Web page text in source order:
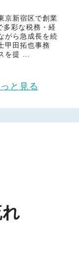
京新宿区で創業
多彩な税務・経
がら急成長を続
甲田拓也事務
を提 ...
と見る